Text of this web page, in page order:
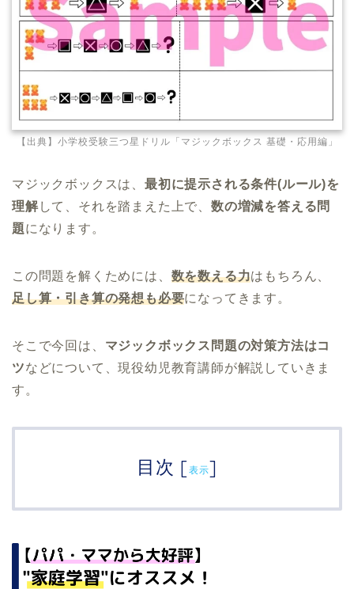
【出典】小学校受験三つ星ドリル「マジックボックス 基礎・応用編」
マジックボックスは、 最初に提示される条件(ルール)を
理解して、それを踏まえた上で、数の増減を答える問
題になります。
この問題を解くためには、 数を数える力はもちろん、
足し算・引き算の発想も必要になってきます。
そこで今回は、 マジックボックス問題の対策方法はコ
ツなどについて、現役幼児教育講師が解説していきま
す。
目次 [表示]